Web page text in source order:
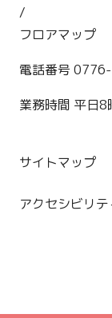
/
フロアマップ
電話番号
業務時間 平日
サイトマップ
アクセシビリ